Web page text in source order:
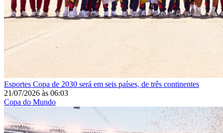
Esportes Copa de 2030 será em seis países, de três continentes
21/07/2026 às 06:03
Copa do Mundo